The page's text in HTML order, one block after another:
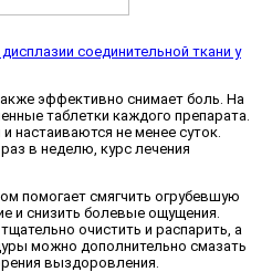
соединительной ткани у
эффективно снимает боль. На
таблетки каждого препарата.
настаиваются не менее суток.
в неделю, курс лечения
помогает смягчить огрубевшую
и снизить болевые ощущения.
очистить и распарить, а
можно дополнительно смазать
выздоровления.